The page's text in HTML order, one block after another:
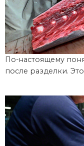
По-настоящему
после разделки.